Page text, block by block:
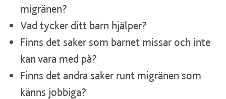
migränen?
Vad tycker ditt barn hjälper?
Finns det saker som barnet missar och inte
kan vara med på?
Finns det andra saker runt migränen som
känns jobbiga?